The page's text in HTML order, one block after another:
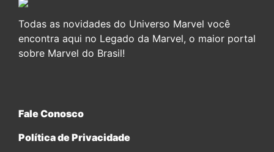
Todas as novidades do Universo Marvel você
encontra aqui no Legado da Marvel, o maior portal
sobre Marvel do Brasil!
Fale Conosco
Política de Privacidade